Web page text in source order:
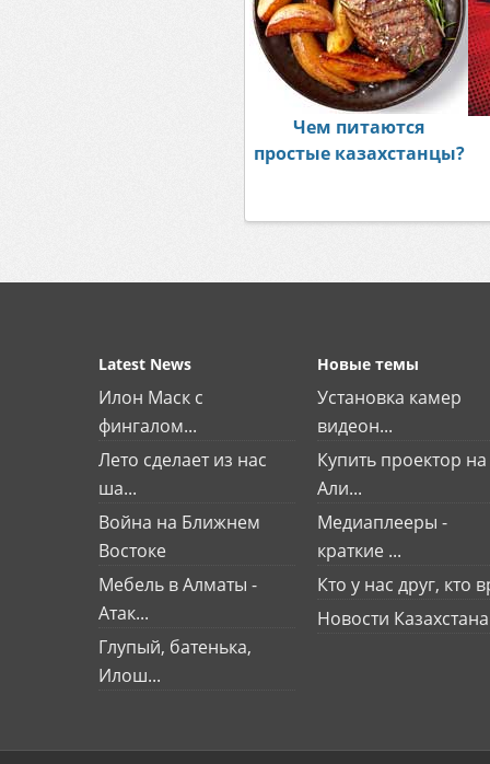
Чем питаются
простые казахстанцы?
Latest News
Илон Маск с
фингалом...
Лето сделает из нас
ша...
Война на Ближнем
Востоке
Мебель в Алматы -
Атак...
Глупый, батенька,
Илош...
Новые темы
Установка камер
видеон...
Купить проектор на
Али...
Медиаплееры -
краткие ...
Кто у нас друг, кто
Новости Казахстана